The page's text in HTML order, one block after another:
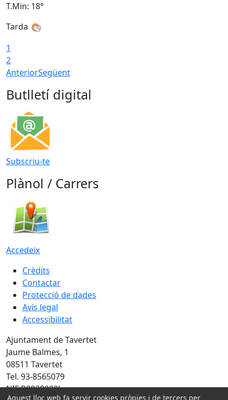
T.Min: 18°
Tarda
1
2
AnteriorSegüent
Butlletí digital
Subscriu-te
Plànol / Carrers
Accedeix
Crèdits
Contactar
Protecció de dades
Avís legal
Accessibilitat
Ajuntament de Tavertet
Jaume Balmes, 1
08511 Tavertet
Tel. 93-8565079
NIF P0828000J
Aquest lloc web fa servir cookies pròpies i de tercers per